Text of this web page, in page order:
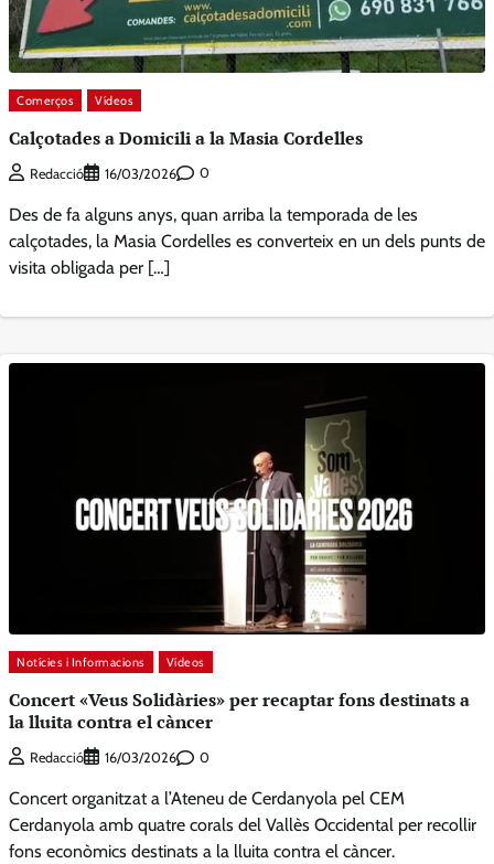
Comerços Vídeos
Calçotades a Domicili a la Masia Cordelles
Redacció 16/03/2026 0
Des de fa alguns anys, quan arriba la temporada de les
calçotades, la Masia Cordelles es converteix en un dels punts de
visita obligada per […]
Notícies i Informacions Vídeos
Concert «Veus Solidàries» per recaptar fons destinats a
la lluita contra el càncer
Redacció 16/03/2026 0
Concert organitzat a l’Ateneu de Cerdanyola pel CEM
Cerdanyola amb quatre corals del Vallès Occidental per recollir
fons econòmics destinats a la lluita contra el càncer.